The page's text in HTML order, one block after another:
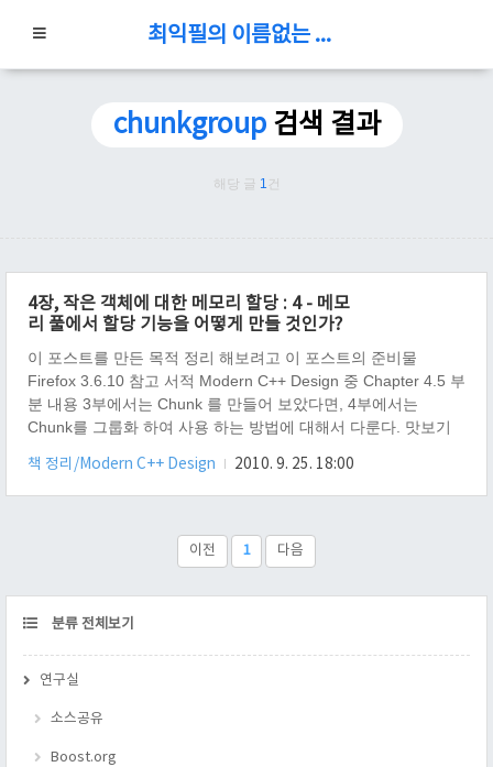
최익필의 이름없는 블로그
chunkgroup 검색 결과
해당 글 1 건
4장, 작은 객체에 대한 메모리 할당 : 4 - 메모
리 풀에서 할당 기능을 어떻게 만들 것인가?
이 포스트를 만든 목적 정리 해보려고 이 포스트의 준비물
Firefox 3.6.10 참고 서적 Modern C++ Design 중 Chapter 4.5 부
분 내용 3부에서는 Chunk 를 만들어 보았다면, 4부에서는
Chunk를 그룹화 하여 사용 하는 방법에 대해서 다룬다. 맛보기
ChunkGroup { public: ~ChunkGroup() { for (int i = 0; i <
chunks_.size(); ++i) { delete chunks_[i]; chunks_[i] = NULL; }
책 정리/Modern C++ Design 2010. 9. 25. 18:00
이전 1 다음
CATEGORY
분류 전체보기
연구실
소스공유
Boost.org